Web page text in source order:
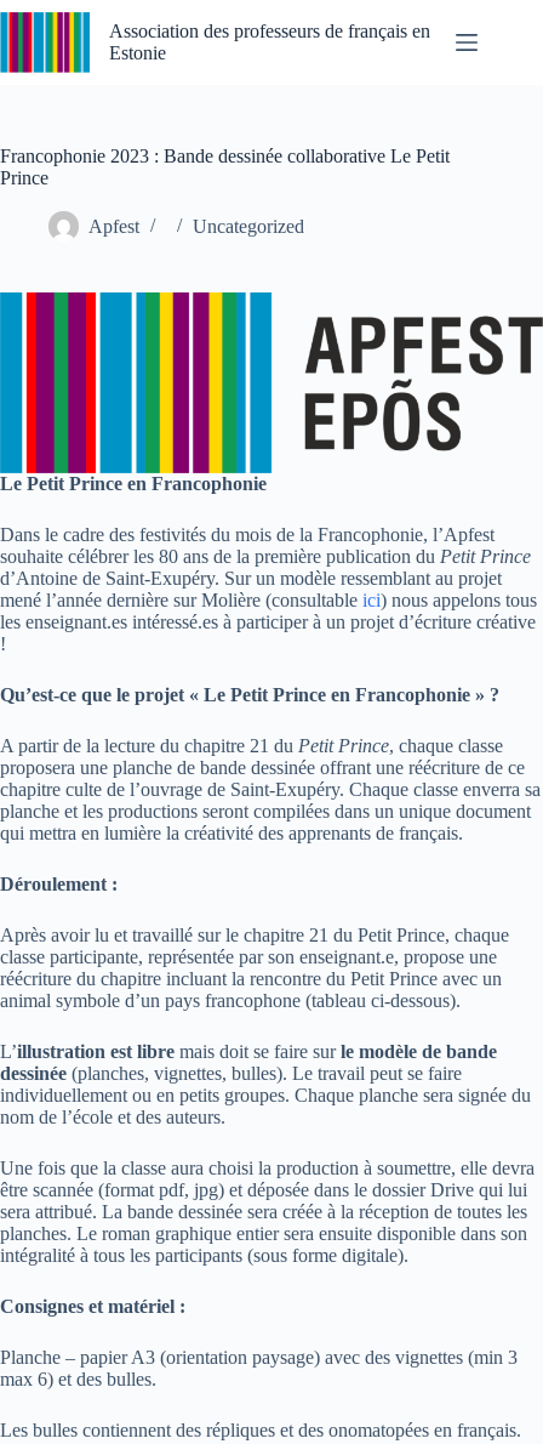
Passer
Association des professeurs de français en
Estonie
Francophonie 2023 : Bande dessinée collaborative Le Petit
Prince
Apfest Uncategorized
Le Petit Prince en Francophonie
Dans le cadre des festivités du mois de la Francophonie, l’Apfest
souhaite célébrer les 80 ans de la première publication du Petit Prince
d’Antoine de Saint-Exupéry. Sur un modèle ressemblant au projet
mené l’année dernière sur Molière (consultable ici) nous appelons tous
les enseignant.es intéressé.es à participer à un projet d’écriture créative
!
Qu’est-ce que le projet « Le Petit Prince en Francophonie » ?
A partir de la lecture du chapitre 21 du Petit Prince, chaque classe
proposera une planche de bande dessinée offrant une réécriture de ce
chapitre culte de l’ouvrage de Saint-Exupéry. Chaque classe enverra sa
planche et les productions seront compilées dans un unique document
qui mettra en lumière la créativité des apprenants de français.
Déroulement :
Après avoir lu et travaillé sur le chapitre 21 du Petit Prince, chaque
classe participante, représentée par son enseignant.e, propose une
réécriture du chapitre incluant la rencontre du Petit Prince avec un
animal symbole d’un pays francophone (tableau ci-dessous).
L’illustration est libre mais doit se faire surle modèle de bande
dessinée (planches, vignettes, bulles). Le travail peut se faire
individuellement ou en petits groupes. Chaque planche sera signée du
nom de l’école et des auteurs.
Une fois que la classe aura choisi la production à soumettre, elle devra
être scannée (format pdf, jpg) et déposée dans le dossier Drive qui lui
sera attribué. La bande dessinée sera créée à la réception de toutes les
planches. Le roman graphique entier sera ensuite disponible dans son
intégralité à tous les participants (sous forme digitale).
Consignes et matériel :
Planche – papier A3 (orientation paysage) avec des vignettes (min 3
max 6) et des bulles.
Les bulles contiennent des répliques et des onomatopées en français.